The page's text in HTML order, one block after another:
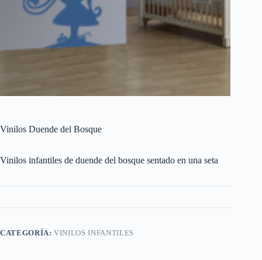
Vinilos Duende del Bosque
Vinilos infantiles de duende del bosque sentado en una seta
CATEGORÍA:VINILOS INFANTILES